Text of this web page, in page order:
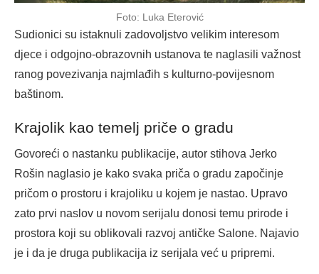
Foto: Luka Eterović
Sudionici su istaknuli zadovoljstvo velikim interesom
djece i odgojno-obrazovnih ustanova te naglasili važnost
ranog povezivanja najmlađih s kulturno-povijesnom
baštinom.
Krajolik kao temelj priče o gradu
Govoreći o nastanku publikacije, autor stihova Jerko
Rošin naglasio je kako svaka priča o gradu započinje
pričom o prostoru i krajoliku u kojem je nastao. Upravo
zato prvi naslov u novom serijalu donosi temu prirode i
prostora koji su oblikovali razvoj antičke Salone. Najavio
je i da je druga publikacija iz serijala već u pripremi.